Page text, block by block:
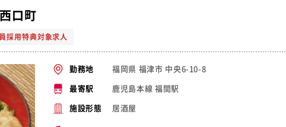
口町
採用特典対象求人
勤務地 福岡県 福津市 中央6-10-8
最寄駅 鹿児島本線 福間駅
施設形態 居酒屋